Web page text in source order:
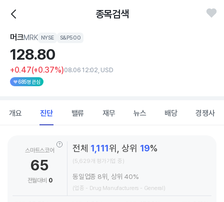
종목검색
머크MRK NYSE S&P500
128.80
+0.47(+0.37%)08.06 12:02, USD
685명 관심
개요 진단 밸류 재무 뉴스 배당 경쟁사
스마트스코어
65
전월대비 0
전체 1,111위, 상위 19%
(5,629개 평가기업 중)
동일업종 8위, 상위 40%
(업종 - Drug Manufacturers - General)